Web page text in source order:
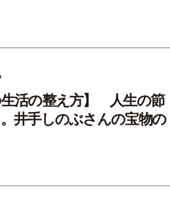
生活の整え方】 人生の節
井手しのぶさんの宝物の